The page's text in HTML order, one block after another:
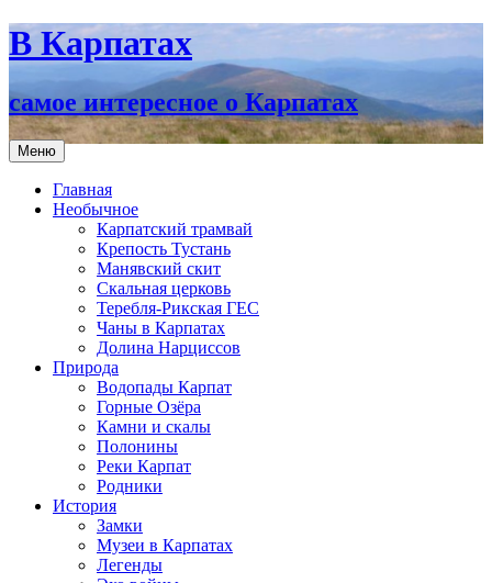
В Карпатах
самое интересное о Карпатах
Меню Перейти
к
содержимому
Главная
Необычное
Карпатский трамвай
Крепость Тустань
Манявский скит
Скальная церковь
Теребля-Рикская ГЕС
Чаны в Карпатах
Долина Нарциссов
Природа
Водопады Карпат
Горные Озёра
Камни и скалы
Полонины
Реки Карпат
Родники
История
Замки
Музеи в Карпатах
Легенды